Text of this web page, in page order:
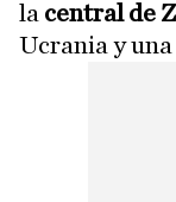
la central de
Ucrania y una